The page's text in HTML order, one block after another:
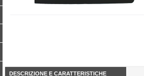
DESCRIZIONE E CARATTERISTICHE